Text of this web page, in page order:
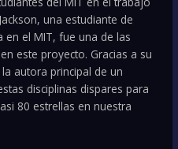
una estudiante de
en el MIT, fue una de las
este proyecto. Gracias a su
autora principal de un
disciplinas dispares para
80 estrellas en nuestra